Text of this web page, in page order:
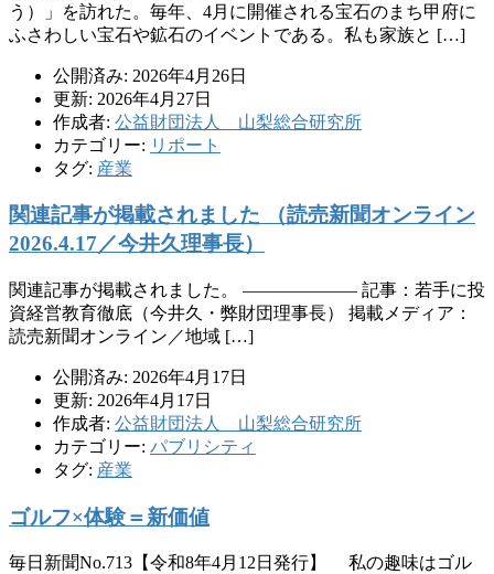
う）」を訪れた。毎年、4月に開催される宝石のまち甲府に
ふさわしい宝石や鉱石のイベントである。私も家族と […]
公開済み: 2026年4月26日
更新: 2026年4月27日
作成者: 公益財団法人 山梨総合研究所
カテゴリー: リポート
タグ: 産業
関連記事が掲載されました （読売新聞オンライン
2026.4.17／今井久理事長）
関連記事が掲載されました。 ——————– 記事：若手に投
資経営教育徹底（今井久・弊財団理事長） 掲載メディア：
読売新聞オンライン／地域 […]
公開済み: 2026年4月17日
更新: 2026年4月17日
作成者: 公益財団法人 山梨総合研究所
カテゴリー: パブリシティ
タグ: 産業
ゴルフ×体験＝新価値
毎日新聞No.713【令和8年4月12日発行】 私の趣味はゴル